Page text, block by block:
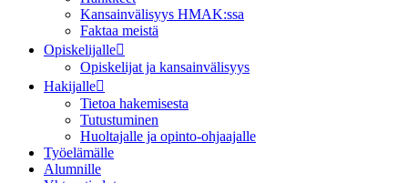
Kansainvälisyys HMAK:ssa
Faktaa meistä
Opiskelijalle
Opiskelijat ja kansainvälisyys
Hakijalle
Tietoa hakemisesta
Tutustuminen
Huoltajalle ja opinto-ohjaajalle
Työelämälle
Alumnille